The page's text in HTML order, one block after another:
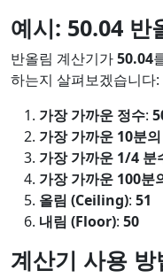
예시: 50.04 반
반올림 계산기가50.04
하는지 살펴보겠습니다:
가장 가까운 정수:
가장 가까운 10분의
가장 가까운 1/4 분
가장 가까운 100분
올림 (Ceiling): 51
내림 (Floor): 50
계산기 사용 방